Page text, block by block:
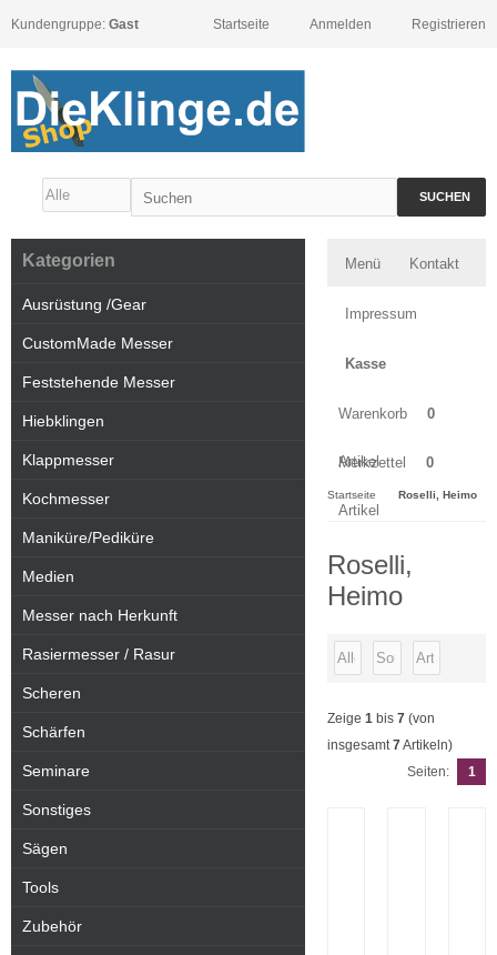
Kundengruppe: Gast Registrieren
Anmelden
Startseite
SUCHEN
Menü Kontakt
Impressum
Kasse
Warenkorb 0
Artikel
Merkzettel 0
Artikel
Startseite Roselli, Heimo
Roselli,
Heimo
Zeige 1 bis 7 (von
insgesamt7Artikeln)
Seiten:
1
Kategorien
Ausrüstung /Gear
CustomMade Messer
Feststehende Messer
Hiebklingen
Klappmesser
Kochmesser
Maniküre/Pediküre
Medien
Messer nach Herkunft
Rasiermesser / Rasur
Scheren
Schärfen
Seminare
Sonstiges
Sägen
Tools
Zubehör